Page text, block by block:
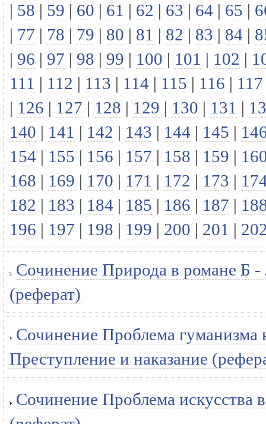
| 58 | 59 | 60 | 61 | 62 | 63 | 64 | 65 |
| 77 | 78 | 79 | 80 | 81 | 82 | 83 | 84 |
| 96 | 97 | 98 | 99 | 100 | 101 | 102 |
111 | 112 | 113 | 114 | 115 | 116 | 117
| 126 | 127 | 128 | 129 | 130 | 131 |
140 | 141 | 142 | 143 | 144 | 145 |
154 | 155 | 156 | 157 | 158 | 159 |
168 | 169 | 170 | 171 | 172 | 173 |
182 | 183 | 184 | 185 | 186 | 187 |
196 | 197 | 198 | 199 | 200 | 201 |
Сочинение Природа в романе Б
(реферат)
Сочинение Проблема
Преступление и наказание
Сочинение Проблема искусства